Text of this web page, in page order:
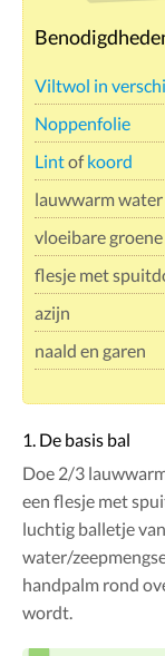
Viltwol in
Noppenfolie
Lintofkoord
lauwwarm water
vloeibare groene
flesje met
azijn
naald en garen
1. De basis bal
Doe 2/3
een flesje met
luchtig balletje
water/
handpalm rond
wordt.